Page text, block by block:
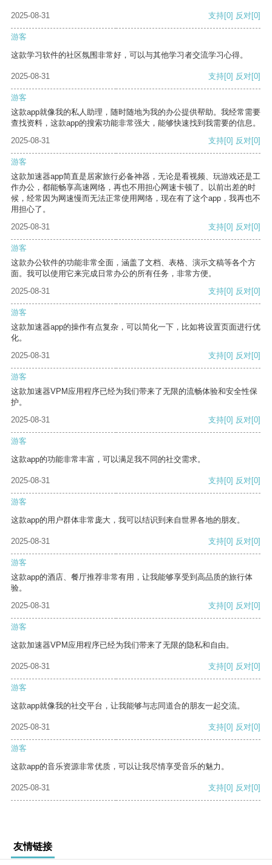
2025-08-31 支持[0] 反对[0]
游客
这款学习软件的社区氛围非常好，可以与其他学习者交流学习心得。
2025-08-31 支持[0] 反对[0]
游客
这款app就像我的私人助理，随时随地为我的办公提供帮助。我经常需要
查找资料，这款app的搜索功能非常强大，能够快速找到我需要的信息。
2025-08-31
支持[0] 反对[0]
游客
这款加速器app简直是居家旅行必备神器，无论是看视频、玩游戏还是工
作办公，都能畅享高速网络，再也不用担心网速卡顿了。以前出差的时
候，经常因为网速慢而无法正常使用网络，现在有了这个app，我再也不
用担心了。
2025-08-31
支持[0] 反对[0]
游客
这款办公软件的功能非常全面，涵盖了文档、表格、演示文稿等各个方
面。我可以使用它来完成日常办公的所有任务，非常方便。
2025-08-31
支持[0] 反对[0]
游客
这款加速器app的操作有点复杂，可以简化一下，比如将设置页面进行优
化。
2025-08-31
支持[0] 反对[0]
游客
这款加速器VPM应用程序已经为我们带来了无限的流畅体验和安全性保
护。
2025-08-31
支持[0] 反对[0]
游客
这款app的功能非常丰富，可以满足我不同的社交需求。
2025-08-31 支持[0] 反对[0]
游客
这款app的用户群体非常庞大，我可以结识到来自世界各地的朋友。
2025-08-31 支持[0] 反对[0]
游客
这款app的酒店、餐厅推荐非常有用，让我能够享受到高品质的旅行体
验。
2025-08-31
支持[0] 反对[0]
游客
这款加速器VPM应用程序已经为我们带来了无限的隐私和自由。
2025-08-31 支持[0] 反对[0]
游客
这款app就像我的社交平台，让我能够与志同道合的朋友一起交流。
2025-08-31 支持[0] 反对[0]
游客
这款app的音乐资源非常优质，可以让我尽情享受音乐的魅力。
2025-08-31 支持[0] 反对[0]
友情链接